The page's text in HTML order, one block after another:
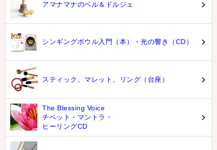
アマナマナのベル＆ドルジェ
シンギングボウル入門（本）・光の響き（CD）
スティック、マレット、リング（台座）
The Blessing Voice
チベット・マントラ・
ヒーリングCD